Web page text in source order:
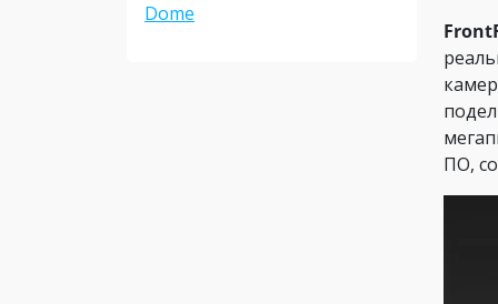
Dome
ПО,